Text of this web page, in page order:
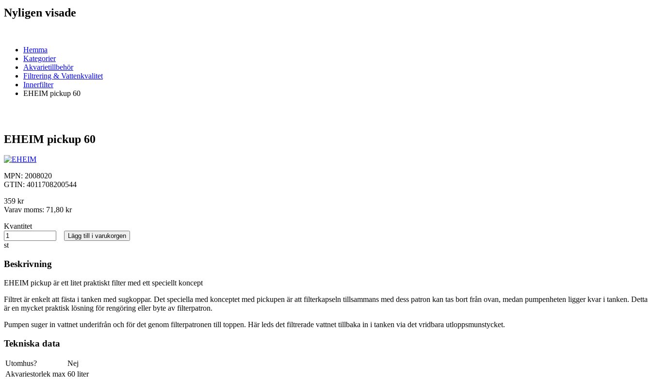
Nyligen visade
Hemma
Kategorier
Akvarietillbehör
Filtrering & Vattenkvalitet
Innerfilter
EHEIM pickup 60
EHEIM pickup 60
MPN: 2008020
GTIN: 4011708200544
359 kr
Varav moms: 71,80 kr
Kvantitet
st
Lägg till i varukorgen
Beskrivning
EHEIM pickup är ett litet praktiskt filter med ett speciellt koncept
Filtret är enkelt att fästa i tanken med sugkoppar. Det speciella med konceptet med pickupen är att filterkapseln tillsammans med dess patron kan tas bort från ovan, medan pumpenheten ligger kvar i tanken. Detta
är en mycket praktisk lösning för rengöring eller byte av filterpatron.
Pumpen suger in vattnet underifrån och för det genom filterpatronen till toppen. Här leds det filtrerade vattnet tillbaka in i tanken via det vridbara utloppsmunstycket.
Tekniska data
Utomhus?
Nej
Akvariestorlek max 60 liter